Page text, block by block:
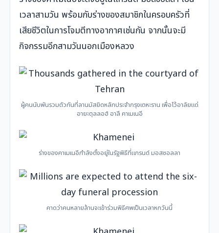
เวลาสามวัน พร้อมกับร่างของสมาชิกในครอบครัวที่
เสียชีวิตในการโจมตีทางอากาศเช่นกัน จากนั้นจะมี
กิจกรรมอีกสามวันนอกเมืองหลวง
ผู้คนนับพันรวมตัวกันที่ลานมัสยิดหลักประจำกรุงเตหะราน เพื่อไว้อาลัยแด่
อายะตุลลอฮ์ อาลี คาเมเนอี
ร่างของคาเมเนอีกำลังตั้งอยู่ในรัฐพิธีที่แกรนด์ มอสซอลลา
คาดว่าคนหลายล้านจะเข้าร่วมพิธีศพเป็นเวลาหกวันนี้